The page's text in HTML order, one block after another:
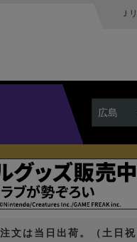
Ｊ
広島
文は当日出荷。（土日祝